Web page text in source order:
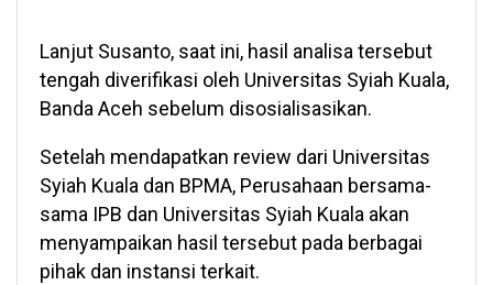
Lanjut Susanto, saat ini, hasil analisa tersebut
tengah diverifikasi oleh Universitas Syiah Kuala,
Banda Aceh sebelum disosialisasikan.
Setelah mendapatkan review dari Universitas
Syiah Kuala dan BPMA, Perusahaan bersama-
sama IPB dan Universitas Syiah Kuala akan
menyampaikan hasil tersebut pada berbagai
pihak dan instansi terkait.